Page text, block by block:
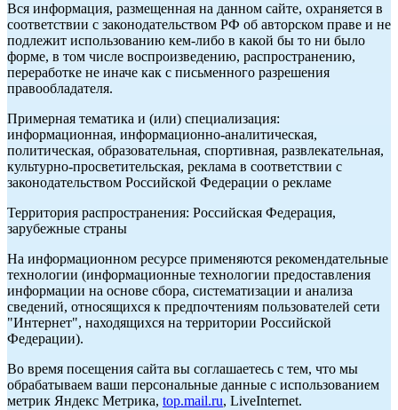
Вся информация, размещенная на данном сайте, охраняется в
соответствии с законодательством РФ об авторском праве и не
подлежит использованию кем-либо в какой бы то ни было
форме, в том числе воспроизведению, распространению,
переработке не иначе как с письменного разрешения
правообладателя.
Примерная тематика и (или) специализация:
информационная, информационно-аналитическая,
политическая, образовательная, спортивная, развлекательная,
культурно-просветительская, реклама в соответствии с
законодательством Российской Федерации о рекламе
Территория распространения: Российская Федерация,
зарубежные страны
На информационном ресурсе применяются рекомендательные
технологии (информационные технологии предоставления
информации на основе сбора, систематизации и анализа
сведений, относящихся к предпочтениям пользователей сети
"Интернет", находящихся на территории Российской
Федерации).
Во время посещения сайта вы соглашаетесь с тем, что мы
обрабатываем ваши персональные данные с использованием
метрик Яндекс Метрика, top.mail.ru, LiveInternet.